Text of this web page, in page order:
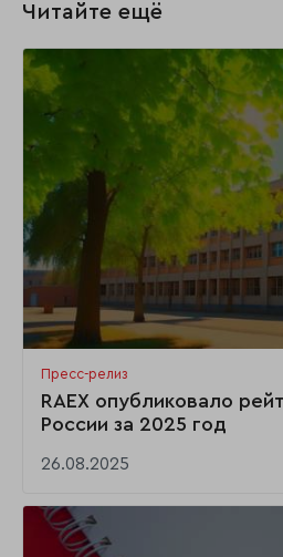
Читайте ещё
Пресс-релиз
RAEX опубликовало
России за 2025 год
26.08.2025